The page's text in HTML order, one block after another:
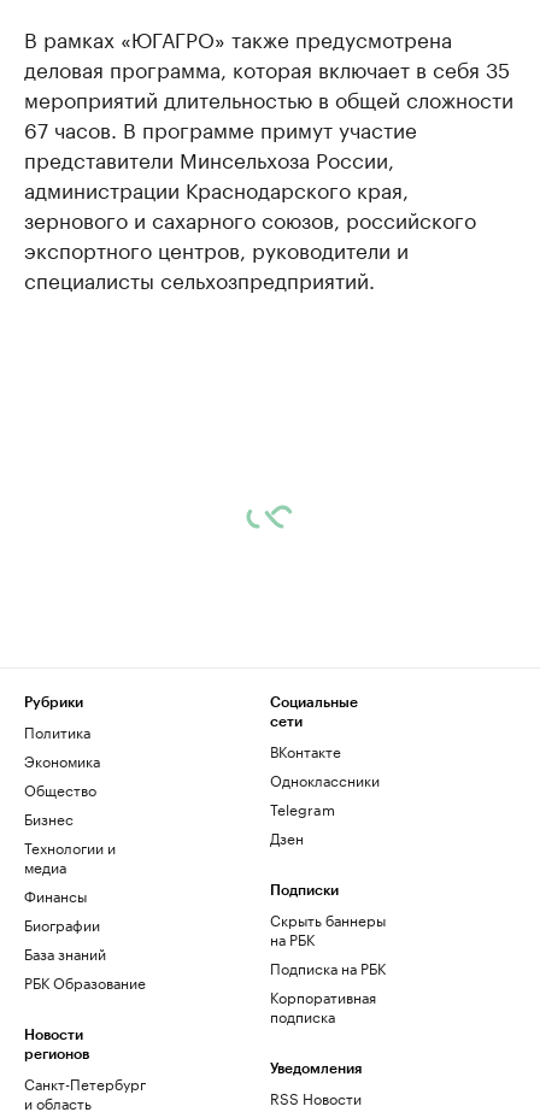
В рамках «ЮГАГРО» также предусмотрена
деловая программа, которая включает в себя 35
мероприятий длительностью в общей сложности
67 часов. В программе примут участие
представители Минсельхоза России,
администрации Краснодарского края,
зернового и сахарного союзов, российского
экспортного центров, руководители и
специалисты сельхозпредприятий.
Рубрики
Политика
Экономика
Общество
Бизнес
Технологии и
медиа
Финансы
Биографии
База знаний
РБК Образование
Новости
регионов
Санкт-Петербург
и область
Социальные
сети
ВКонтакте
Одноклассники
Telegram
Дзен
Подписки
Скрыть баннеры
на РБК
Подписка на РБК
Корпоративная
подписка
Уведомления
RSS Новости